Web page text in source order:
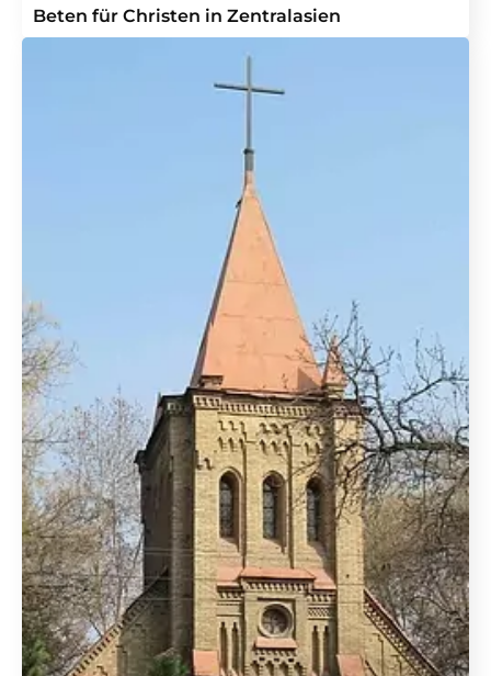
Beten für Christen in Zentralasien